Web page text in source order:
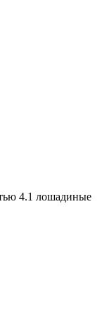
4.1 лошадиные